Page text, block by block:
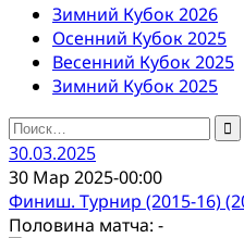
Зимний Кубок 2026
Осенний Кубок 2025
Весенний Кубок 2025
Зимний Кубок 2025
Найти:
30.03.2025
30 Мар 2025-00:00
Финиш. Турнир (2015-16)
Половина матча: -